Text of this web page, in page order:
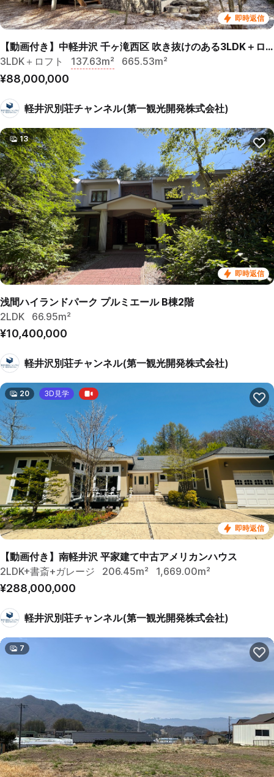
即時返信
【動画付き】中軽井沢 千ヶ滝西区 吹き抜けのある3LDK＋ロフト 中古戸建
3LDK＋ロフト
137.63m² 665.53m²
¥88,000,000
軽井沢別荘チャンネル(第一観光開発株式会社)
即時返信
13
浅間ハイランドパーク プルミエール B棟2階
2LDK
66.95m²
¥10,400,000
軽井沢別荘チャンネル(第一観光開発株式会社)
即時返信
20 3D見学
【動画付き】南軽井沢 平家建て中古アメリカンハウス
2LDK+書斎+ガレージ
206.45m² 1,669.00m²
¥288,000,000
軽井沢別荘チャンネル(第一観光開発株式会社)
7